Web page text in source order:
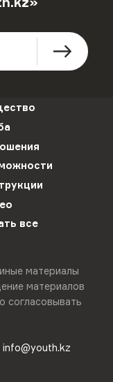
все
материалы
материалов
согласовывать
info@youth.kz